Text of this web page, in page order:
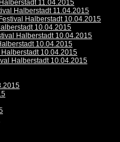
11.04.2015
Halberstadt 11.04.2015
Halberstadt 10.04.2015
10.04.2015
Halberstadt 10.04.2015
10.04.2015
10.04.2015
Halberstadt 10.04.2015